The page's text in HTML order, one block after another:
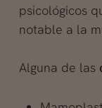
psicológicos
notable a la
Alguna de las